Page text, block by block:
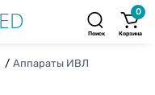
Поиск
0
Корзина
Аппараты ИВЛ